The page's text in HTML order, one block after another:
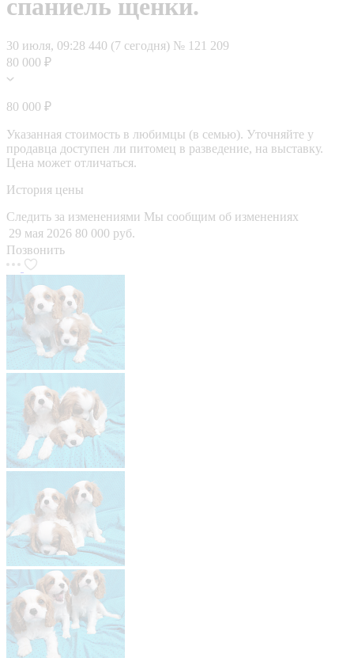
спаниель щенки.
30 июля, 09:28 440 (7 сегодня) № 121 209
80 000 ₽
80 000 ₽
Указанная стоимость в любимцы (в семью). Уточняйте у
продавца доступен ли питомец в разведение, на выставку.
Цена может отличаться.
История цены
Следить за изменениями Мы сообщим об изменениях
29 мая 2026 80 000 руб.
Позвонить